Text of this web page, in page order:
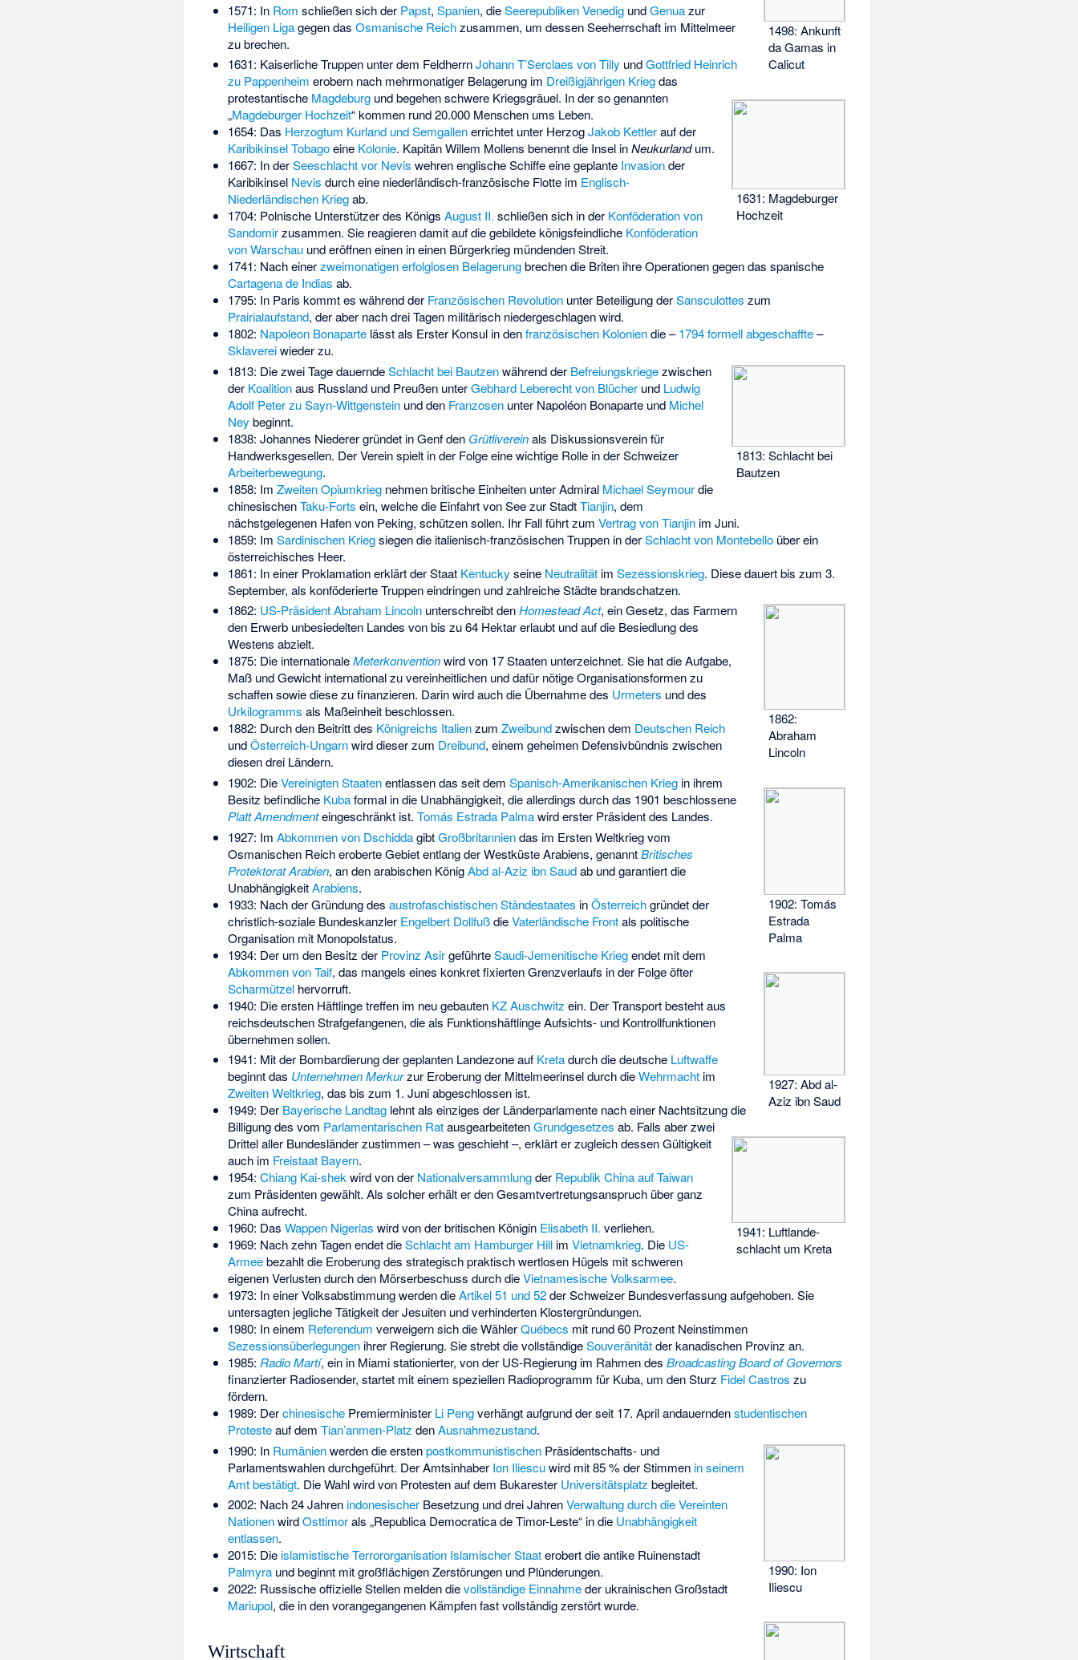
1498: Ankunft
da Gamas in
Calicut
1571: In Rom schließen sich der Papst, Spanien, dieSeerepubliken VenedigundGenuazur
Heiligen Ligagegen das Osmanische Reichzusammen, um dessen Seeherrschaft im Mittelmeer
zu brechen.
1631: Magdeburger
Hochzeit
1631: Kaiserliche Truppen unter dem FeldherrnJohann T’Serclaes von Tilly undGottfried Heinrich
zu Pappenheim erobern nach mehrmonatiger Belagerung im Dreißigjährigen Kriegdas
protestantische Magdeburgund begehen schwere Kriegsgräuel. In der so genannten
„Magdeburger Hochzeit“ kommen rund 20.000 Menschen ums Leben.
1654: Das Herzogtum Kurland und Semgallenerrichtet unter HerzogJakob Kettlerauf der
Karibikinsel Tobagoeine Kolonie. Kapitän Willem Mollens benennt die Insel inNeukurlandum.
1667: In derSeeschlacht vor Nevis wehren englische Schiffe eine geplante Invasionder
Karibikinsel Nevis durch eine niederländisch-französische Flotte im Englisch-
Niederländischen Kriegab.
1704: Polnische Unterstützer des Königs August II. schließen sich in der Konföderation von
Sandomirzusammen. Sie reagieren damit auf die gebildete königsfeindliche Konföderation
von Warschauund eröffnen einen in einen Bürgerkrieg mündenden Streit.
1741: Nach einerzweimonatigen erfolglosen Belagerungbrechen die Briten ihre Operationen gegen das spanische
Cartagena de Indias ab.
1795: In Paris kommt es während der Französischen Revolutionunter Beteiligung derSansculottes zum
Prairialaufstand, der aber nach drei Tagen militärisch niedergeschlagen wird.
1802: Napoleon Bonapartelässt als Erster Konsul in denfranzösischen Koloniendie –1794 formell abgeschaffte–
Sklavereiwieder zu.
1813: Schlacht bei
Bautzen
1813: Die zwei Tage dauerndeSchlacht bei Bautzenwährend der Befreiungskriegezwischen
der Koalitionaus Russland und Preußen unterGebhard Leberecht von Blücherund Ludwig
Adolf Peter zu Sayn-Wittgensteinund den Franzosenunter Napoléon Bonaparte und Michel
Ney beginnt.
1838: Johannes Niederer gründet in Genf den Grütlivereinals Diskussionsverein für
Handwerksgesellen. Der Verein spielt in der Folge eine wichtige Rolle in der Schweizer
Arbeiterbewegung.
1858: Im Zweiten Opiumkriegnehmen britische Einheiten unter Admiral Michael Seymourdie
chinesischenTaku-Forts ein, welche die Einfahrt von See zur StadtTianjin, dem
nächstgelegenen Hafen von Peking, schützen sollen. Ihr Fall führt zum Vertrag von Tianjinim Juni.
1859: Im Sardinischen Kriegsiegen die italienisch-französischen Truppen in derSchlacht von Montebelloüber ein
österreichisches Heer.
1861: In einer Proklamation erklärt der Staat Kentucky seine Neutralitätim Sezessionskrieg. Diese dauert bis zum 3.
September, als konföderierte Truppen eindringen und zahlreiche Städte brandschatzen.
1862:
Abraham
Lincoln
1862: US-Präsident Abraham Lincolnunterschreibt denHomestead Act, ein Gesetz, das Farmern
den Erwerb unbesiedelten Landes von bis zu 64 Hektar erlaubt und auf die Besiedlung des
Westens abzielt.
1875: Die internationaleMeterkonventionwird von 17 Staaten unterzeichnet. Sie hat die Aufgabe,
Maß und Gewicht international zu vereinheitlichen und dafür nötige Organisationsformen zu
schaffen sowie diese zu finanzieren. Darin wird auch die Übernahme des Urmeters und des
Urkilogramms als Maßeinheit beschlossen.
1882: Durch den Beitritt des Königreichs Italienzum Zweibundzwischen dem Deutschen Reich
undÖsterreich-Ungarnwird dieser zum Dreibund, einem geheimen Defensivbündnis zwischen
diesen drei Ländern.
1902: Tomás
Estrada
Palma
1902: DieVereinigten Staatenentlassen das seit dem Spanisch-Amerikanischen Kriegin ihrem
Besitz befindliche Kubaformal in die Unabhängigkeit, die allerdings durch das 1901 beschlossene
Platt Amendmenteingeschränkt ist. Tomás Estrada Palmawird erster Präsident des Landes.
1927: Abd al-
Aziz ibn Saud
1927: Im Abkommen von DschiddagibtGroßbritanniendas im Ersten Weltkrieg vom
Osmanischen Reich eroberte Gebiet entlang der Westküste Arabiens, genanntBritisches
Protektorat Arabien, an den arabischen KönigAbd al-Aziz ibn Saudab und garantiert die
UnabhängigkeitArabiens.
1933: Nach der Gründung des austrofaschistischen Ständestaates inÖsterreichgründet der
christlich-soziale Bundeskanzler Engelbert DollfußdieVaterländische Frontals politische
Organisation mit Monopolstatus.
1934: Der um den Besitz der Provinz AsirgeführteSaudi-Jemenitische Kriegendet mit dem
Abkommen von Taif, das mangels eines konkret fixierten Grenzverlaufs in der Folge öfter
Scharmützelhervorruft.
1940: Die ersten Häftlinge treffen im neu gebauten KZ Auschwitz ein. Der Transport besteht aus
reichsdeutschen Strafgefangenen, die als Funktionshäftlinge Aufsichts- und Kontrollfunktionen
übernehmen sollen.
1941: Luft­lande­
schlacht um Kreta
1941: Mit der Bombardierung der geplanten Landezone auf Kretadurch die deutsche Luftwaffe
beginnt das Unternehmen Merkurzur Eroberung der Mittelmeerinsel durch dieWehrmachtim
Zweiten Weltkrieg, das bis zum 1. Juni abgeschlossen ist.
1949: Der Bayerische Landtaglehnt als einziges der Länderparlamente nach einer Nachtsitzung die
Billigung des vom Parlamentarischen RatausgearbeitetenGrundgesetzes ab. Falls aber zwei
Drittel aller Bundesländer zustimmen – was geschieht –, erklärt er zugleich dessen Gültigkeit
auch im Freistaat Bayern.
1954: Chiang Kai-shek wird von der Nationalversammlungder Republik China auf Taiwan
zum Präsidenten gewählt. Als solcher erhält er den Gesamtvertretungsanspruch über ganz
China aufrecht.
1960: Das Wappen Nigerias wird von der britischen Königin Elisabeth II. verliehen.
1969: Nach zehn Tagen endet dieSchlacht am Hamburger Hillim Vietnamkrieg. Die US-
Armeebezahlt die Eroberung des strategisch praktisch wertlosen Hügels mit schweren
eigenen Verlusten durch den Mörserbeschuss durch dieVietnamesische Volksarmee.
1973: In einer Volksabstimmung werden dieArtikel 51 und 52der Schweizer Bundesverfassung aufgehoben. Sie
untersagten jegliche Tätigkeit der Jesuiten und verhinderten Klostergründungen.
1980: In einem Referendum verweigern sich die WählerQuébecs mit rund 60 Prozent Neinstimmen
Sezessionsüberlegungenihrer Regierung. Sie strebt die vollständigeSouveränitätder kanadischen Provinz an.
1985: Radio Martí, ein in Miami stationierter, von der US-Regierung im Rahmen des Broadcasting Board of Governors
finanzierter Radiosender, startet mit einem speziellen Radioprogramm für Kuba, um den Sturz Fidel Castros zu
fördern.
1989: DerchinesischePremierminister Li Pengverhängt aufgrund der seit 17. April andauerndenstudentischen
Protesteauf dem Tian’anmen-Platz denAusnahmezustand.
1990: Ion
Iliescu
1990: In Rumänienwerden die erstenpostkommunistischenPräsidentschafts- und
Parlamentswahlen durchgeführt. Der Amtsinhaber Ion Iliescuwird mit 85 % der Stimmen in seinem
Amt bestätigt. Die Wahl wird von Protesten auf dem Bukarester Universitätsplatz begleitet.
2002: Nach 24 Jahren indonesischerBesetzung und drei JahrenVerwaltung durch die Vereinten
NationenwirdOsttimorals „Republica Democratica de Timor-Leste“ in die Unabhängigkeit
entlassen.
2015: Die islamistische Terrororganisation Islamischer Staaterobert die antike Ruinenstadt
Palmyraund beginnt mit großflächigen Zerstörungen und Plünderungen.
2022: Russische offizielle Stellen melden dievollständige Einnahmeder ukrainischen Großstadt
Mariupol, die in den vorangegangenen Kämpfen fast vollständig zerstört wurde.
Wirtschaft